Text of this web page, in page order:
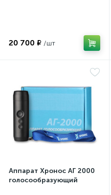
20 700 ₽
Аппарат Хронос АГ 2000
голосообразующий